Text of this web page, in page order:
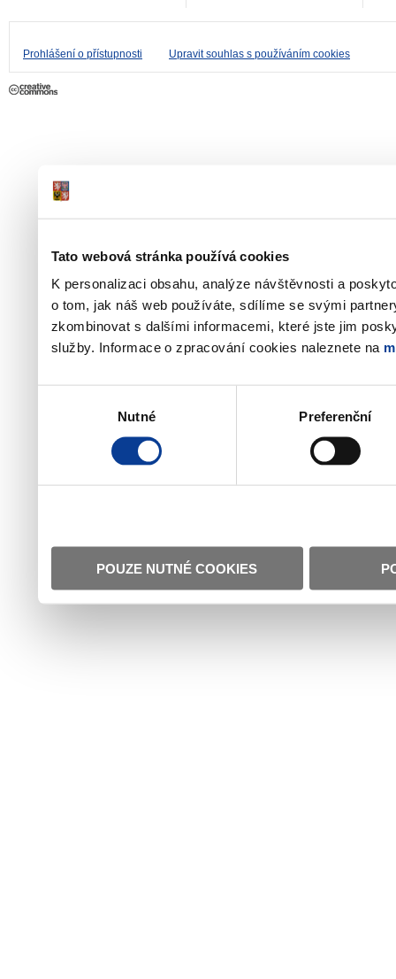
Tato webová stránka používá cookies
K personalizaci obsahu, analýze návštěvnosti a
o tom, jak náš web používáte, sdílíme se svými
zkombinovat s dalšími informacemi, které jste jim
služby. Informace o zpracování cookies naleznete na
Nutné Preferenční
POUZE NUTNÉ COOKIES
Prohlášení o přístupnosti Upravit souhlas s používáním cookies